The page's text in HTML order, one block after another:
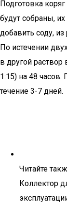
Подготовка
будут собраны,
добавить соду, из
По истечении
в другой
1:15) на 48 часов.
течение 3-7 дней.
Читайте
Коллектор